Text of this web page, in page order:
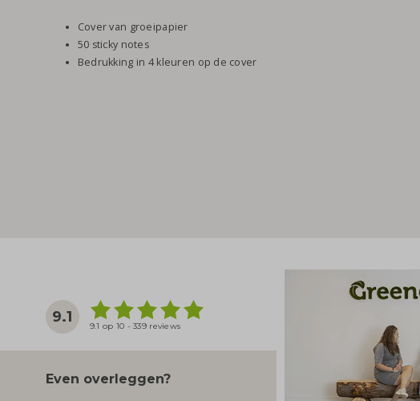
Cover van groeipapier
50 sticky notes
Bedrukking in 4 kleuren op de cover
9.1
9.1 op 10 - 339 reviews
Even overleggen?